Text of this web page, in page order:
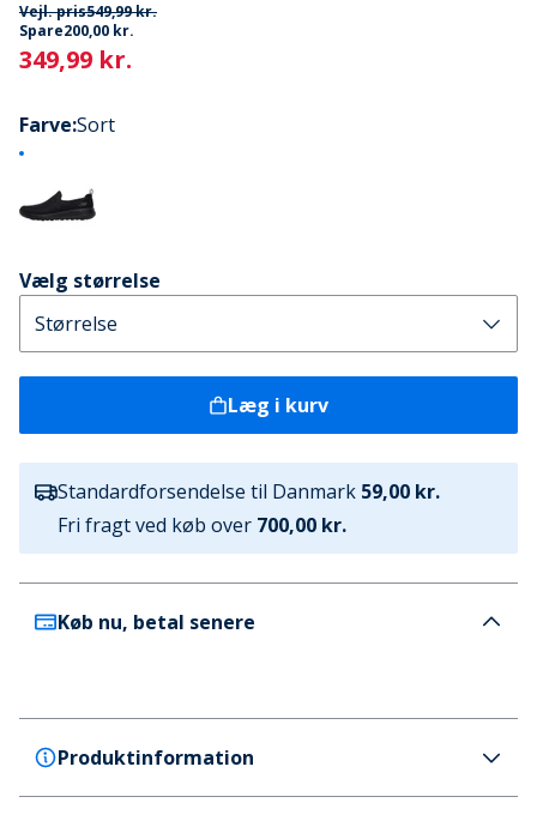
Vejl. pris549,99 kr.
Spare200,00 kr.
Current
349,99 kr.
Farve:Sort
Vælg størrelse
Læg i kurv
Standardforsendelse til Danmark 59,00 kr.
Fri fragt ved køb over 700,00 kr.
Køb nu, betal senere
Produktinformation